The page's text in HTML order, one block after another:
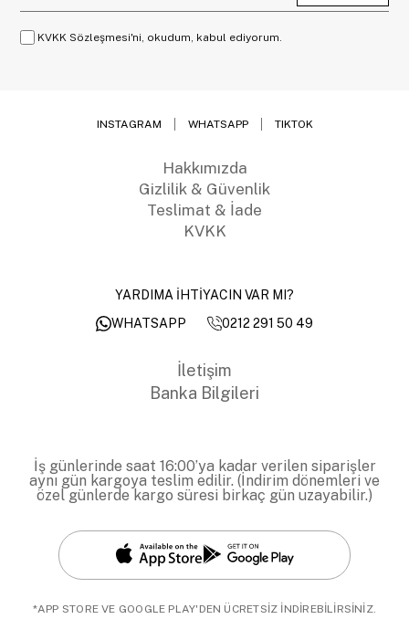
KVKK Sözleşmesi'ni, okudum, kabul ediyorum.
INSTAGRAM WHATSAPP TIKTOK
Hakkımızda
Gizlilik & Güvenlik
Teslimat & İade
KVKK
YARDIMA İHTİYACIN VAR MI?
WHATSAPP
0212 291 50 49
İletişim
Banka Bilgileri
İş günlerinde saat 16:00’ya kadar verilen siparişler
aynı gün kargoya teslim edilir. (İndirim dönemleri ve
özel günlerde kargo süresi birkaç gün uzayabilir.)
*APP STORE VE GOOGLE PLAY'DEN ÜCRETSİZ İNDİREBİLİRSİNİZ.